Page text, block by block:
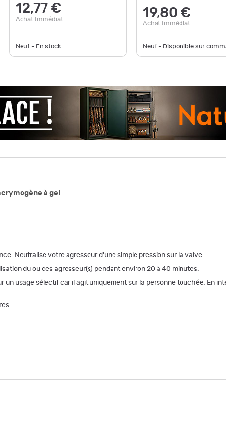
12,77 €
Achat Immédiat
Neuf - En stock
19,80 €
Achat Immédiat
Neuf - Disponible sur
à gel
Neutralise votre agresseur d'une simple pression sur la valve.
du ou des agresseur(s) pendant environ 20 à 40 minutes.
un usage sélectif car il agit uniquement sur la personne touchée. En